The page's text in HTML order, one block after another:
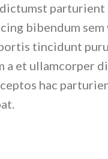
parturient
bibendum sem
tincidunt
a et ullamcorper
hac